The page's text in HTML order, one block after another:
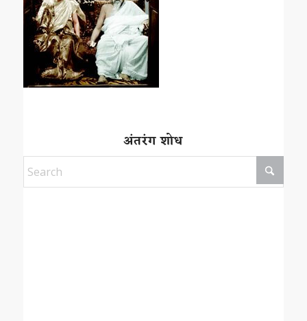
अंतरंग शोध